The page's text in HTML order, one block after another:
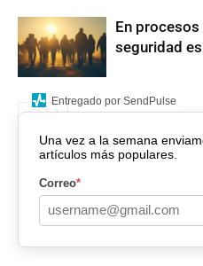
En
seguridad
Una vez a la semana
artículos más populares.
Correo*
Entregado por SendPulse